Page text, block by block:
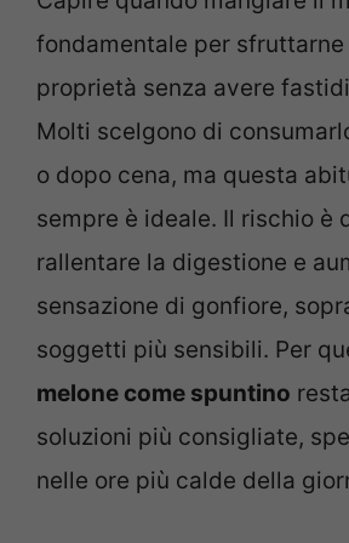
fondamentale per
proprietà senza avere
Molti scelgono di
o dopo cena, ma questa
sempre è ideale. Il rischio è
rallentare la digestione e
sensazione di gonfiore,
soggetti più sensibili. Per
melone come spuntino
soluzioni più consigliate,
nelle ore più calde della